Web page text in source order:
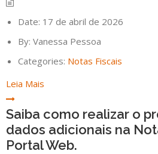
Date: 17 de abril de 2026
By: Vanessa Pessoa
Categories: Notas Fiscais
Leia Mais
Saiba como realizar o
dados adicionais na
Portal Web.